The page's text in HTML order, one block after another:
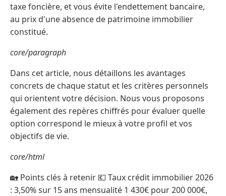
taxe foncière, et vous évite l'endettement bancaire,
au prix d'une absence de patrimoine immobilier
constitué.
core/paragraph
Dans cet article, nous détaillons les avantages
concrets de chaque statut et les critères personnels
qui orientent votre décision. Nous vous proposons
également des repères chiffrés pour évaluer quelle
option correspond le mieux à votre profil et vos
objectifs de vie.
core/html
🏡 Points clés à retenir 💶 Taux crédit immobilier 2026
: 3,50% sur 15 ans mensualité 1 430€ pour 200 000€,